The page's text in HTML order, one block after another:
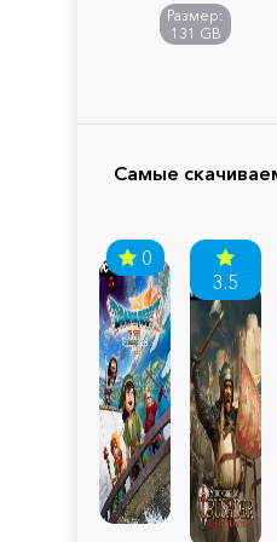
Размер:
131 GB
Самые
0
3.5